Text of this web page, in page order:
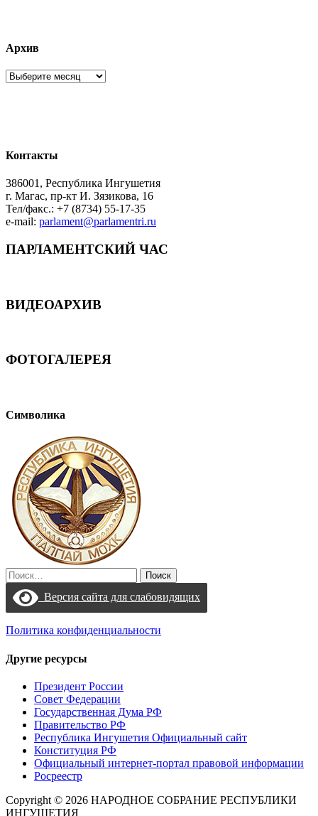
Архив
Архив
Контакты
386001, Республика Ингушетия
г. Магас, пр-кт И. Зязикова, 16
Тел/факс.: +7 (8734) 55-17-35
e-mail: parlament@parlamentri.ru
ПАРЛАМЕНТСКИЙ ЧАС
ВИДЕОАРХИВ
ФОТОГАЛЕРЕЯ
Символика
Найти:
Версия сайта для слабовидящих
Политика конфиденциальности
Другие ресурсы
Президент России
Совет Федерации
Государственная Дума РФ
Правительство РФ
Республика Ингушетия Официальный сайт
Конституция РФ
Официальный интернет-портал правовой информации
Росреестр
Copyright © 2026 НАРОДНОЕ СОБРАНИЕ РЕСПУБЛИКИ
ИНГУШЕТИЯ